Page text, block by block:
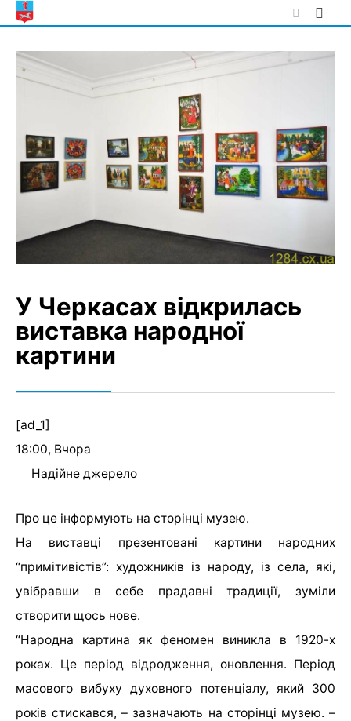
Skip
to
У Черкасах відкрилась
виставка народної
картини
[ad_1]
18:00, Вчора
Надійне джерело
Про це інформують на сторінці музею.
На виставці презентовані картини народних
“примітивістів”: художників із народу, із села, які,
увібравши в себе прадавні традиції, зуміли
створити щось нове.
“Народна картина як феномен виникла в 1920-х
роках. Це період відродження, оновлення. Період
масового вибуху духовного потенціалу, який 300
років стискався, – зазначають на сторінці музею. –